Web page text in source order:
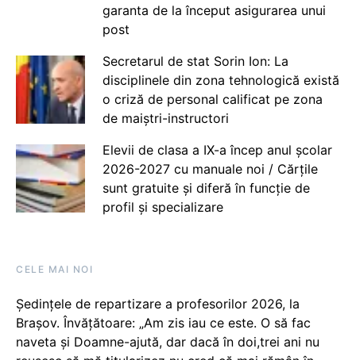
garanta de la început asigurarea unui
post
Secretarul de stat Sorin Ion: La
disciplinele din zona tehnologică există
o criză de personal calificat pe zona
de maiștri-instructori
Elevii de clasa a IX-a încep anul școlar
2026-2027 cu manuale noi / Cărțile
sunt gratuite și diferă în funcție de
profil și specializare
CELE MAI NOI
Ședințele de repartizare a profesorilor 2026, la
Brașov. Învățătoare: „Am zis iau ce este. O să fac
naveta și Doamne-ajută, dar dacă în doi,trei ani nu